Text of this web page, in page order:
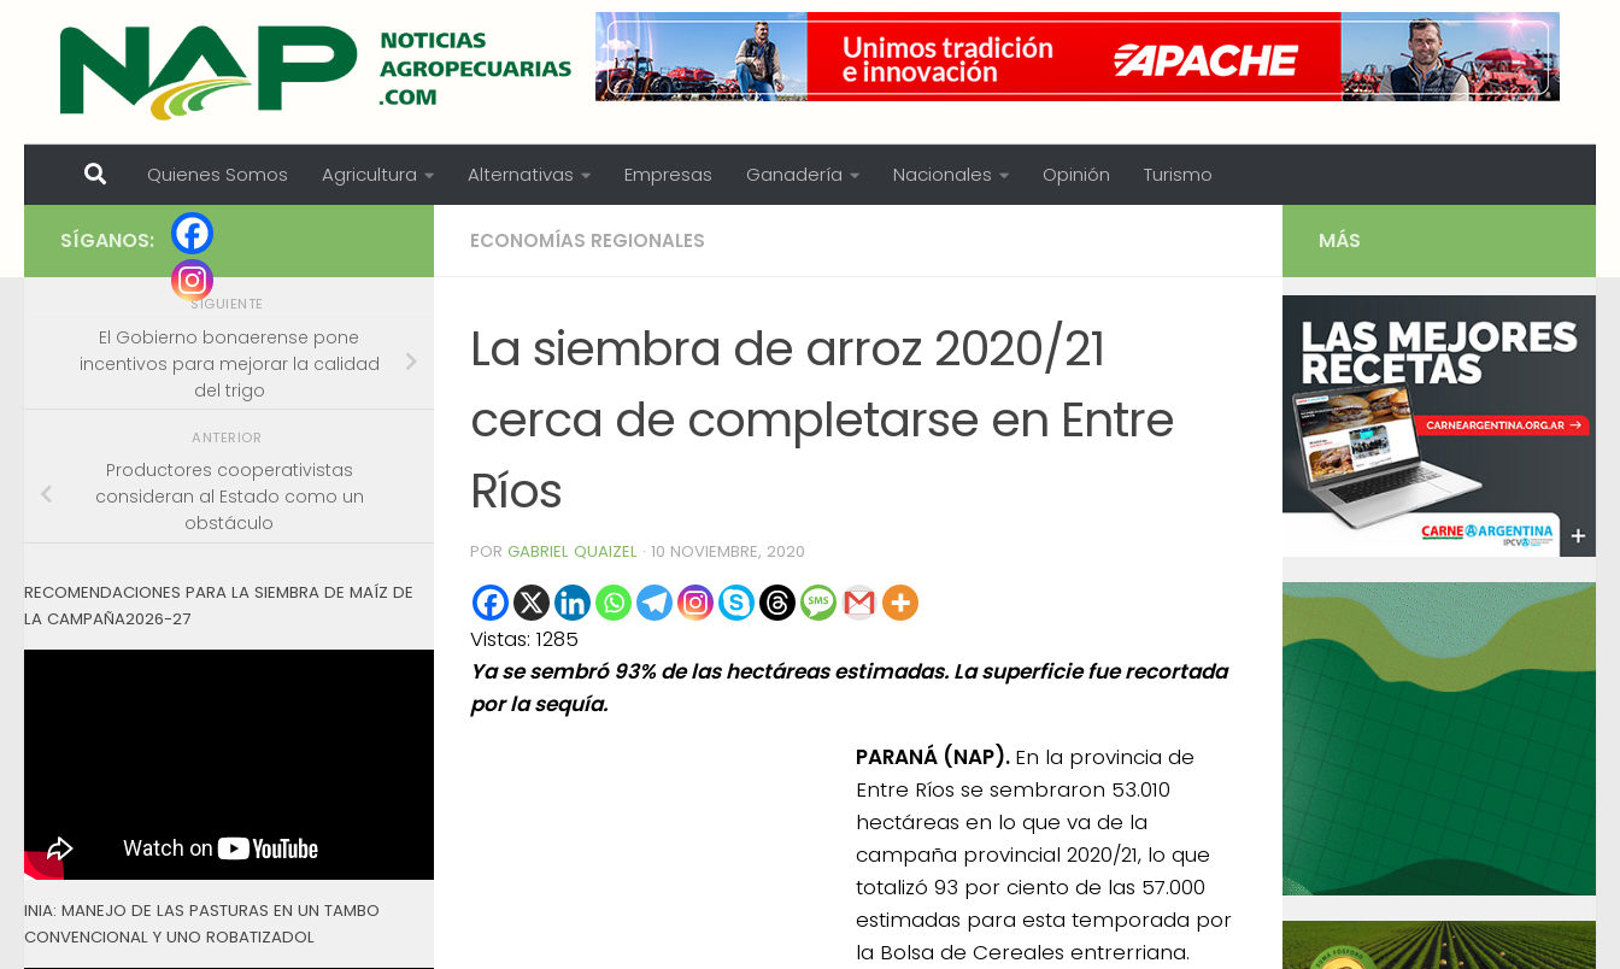
Skip to content
Quienes Somos Agricultura Alternativas Empresas Ganadería Nacionales Opinión Turismo
ECONOMÍAS REGIONALES
La siembra de arroz 2020/21
cerca de completarse en Entre
Ríos
POR GABRIEL QUAIZEL · 10 NOVIEMBRE, 2020
Vistas: 1285
Ya se sembró 93% de las hectáreas estimadas. La superficie fue recortada
por la sequía.
PARANÁ (NAP). En la provincia de
Entre Ríos se sembraron 53.010
hectáreas en lo que va de la
campaña provincial 2020/21, lo que
totalizó 93 por ciento de las 57.000
estimadas para esta temporada por
la Bolsa de Cereales entrerriana.
SÍGANOS:
SIGUIENTE
El Gobierno bonaerense pone
incentivos para mejorar la calidad
del trigo
ANTERIOR
Productores cooperativistas
consideran al Estado como un
obstáculo
RECOMENDACIONES PARA LA SIEMBRA DE MAÍZ DE
LA CAMPAÑA2026-27
INIA: MANEJO DE LAS PASTURAS EN UN TAMBO
CONVENCIONAL Y UNO ROBATIZADOL
MÁS